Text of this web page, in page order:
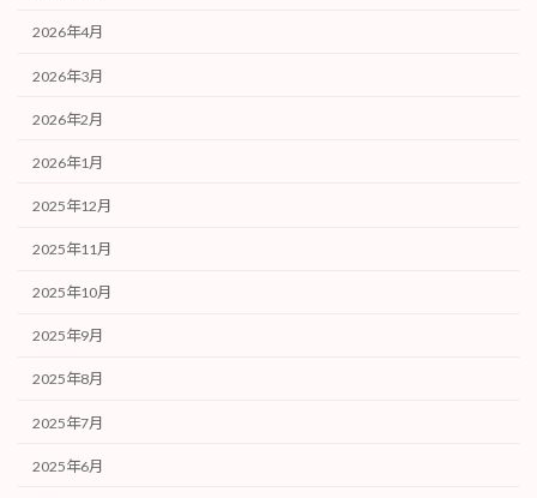
2026年4月
2026年3月
2026年2月
2026年1月
2025年12月
2025年11月
2025年10月
2025年9月
2025年8月
2025年7月
2025年6月